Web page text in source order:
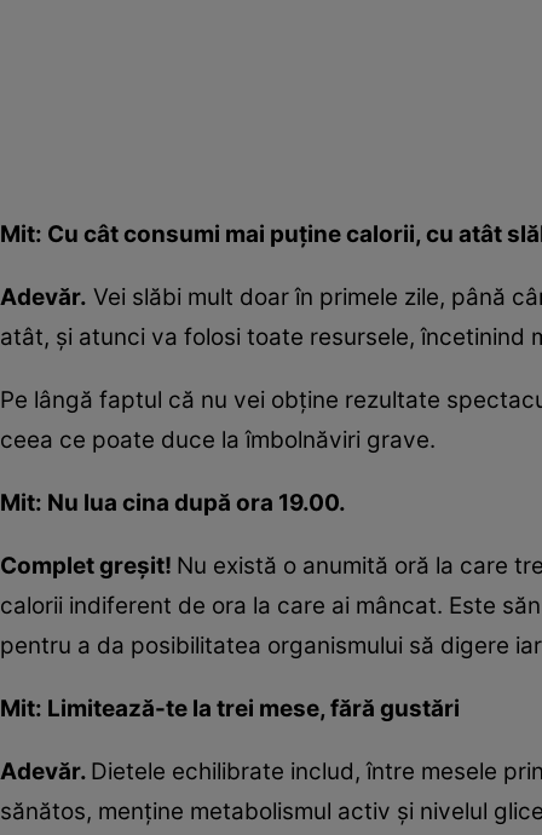
Mit: Cu cât consumi mai puţine calorii, cu atât
Adevăr. Vei slăbi mult doar în primele zile, până
atât, şi atunci va folosi toate resursele, încetinind
Pe lângă faptul că nu vei obţine rezultate
ceea ce poate duce la îmbolnăviri grave.
Mit: Nu lua cina după ora 19.00.
Complet greşit! Nu există o anumită oră la care
calorii indiferent de ora la care ai mâncat. Este
pentru a da posibilitatea organismului să digere
Mit: Limitează-te la trei mese, fără gustări
Adevăr. Dietele echilibrate includ, între mesele
sănătos, menţine metabolismul activ şi nivelul